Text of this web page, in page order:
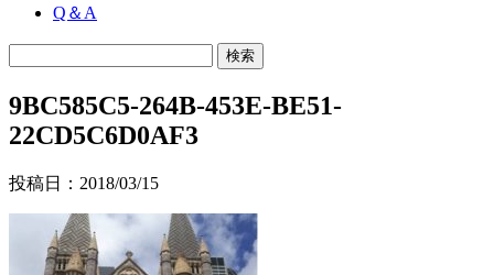
Q＆A
9BC585C5-264B-453E-BE51-
22CD5C6D0AF3
投稿日：2018/03/15